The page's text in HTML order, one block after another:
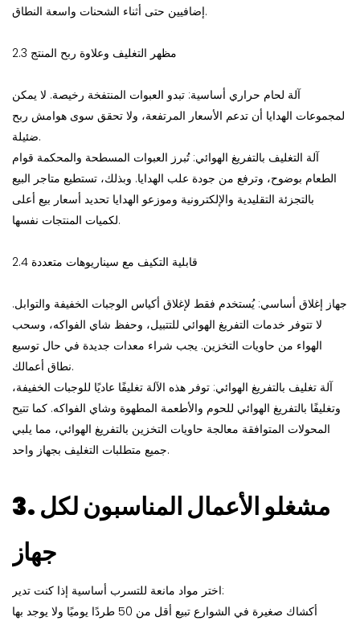
إضافيين حتى أثناء الشحنات واسعة النطاق.
2.3 مظهر التغليف وعلاوة ربح المنتج
آلة لحام حراري أساسية: تبدو العبوات المنتفخة رخيصة. لا يمكن
لمجموعات الهدايا أن تدعم الأسعار المرتفعة، ولا تحقق سوى هوامش ربح
ضئيلة.
آلة التغليف بالتفريغ الهوائي: تُبرز العبوات المسطحة والمحكمة قوام
الطعام بوضوح، وترفع من جودة علب الهدايا. وبذلك، تستطيع متاجر البيع
بالتجزئة التقليدية والإلكترونية وموزعو الهدايا تحديد أسعار بيع أعلى
لكميات المنتجات نفسها.
2.4 قابلية التكيف مع سيناريوهات متعددة
جهاز إغلاق أساسي: يُستخدم فقط لإغلاق أكياس الوجبات الخفيفة والتوابل.
لا تتوفر خدمات التفريغ الهوائي للتتبيل، وحفظ شاي الفواكه، وسحب
الهواء من حاويات التخزين. يجب شراء معدات جديدة في حال توسيع
نطاق أعمالك.
آلة تغليف بالتفريغ الهوائي: توفر هذه الآلة تغليفًا عاديًا للوجبات الخفيفة،
وتغليفًا بالتفريغ الهوائي للحوم والأطعمة المطهوة وشاي الفواكه. كما تتيح
المحولات المتوافقة معالجة حاويات التخزين بالتفريغ الهوائي، مما يلبي
جميع متطلبات التغليف بجهاز واحد.
3. مشغلو الأعمال المناسبون لكل
جهاز
اختر مواد مانعة للتسرب أساسية إذا كنت تدير:
أكشاك صغيرة في الشوارع تبيع أقل من 50 طردًا يوميًا ولا يوجد بها